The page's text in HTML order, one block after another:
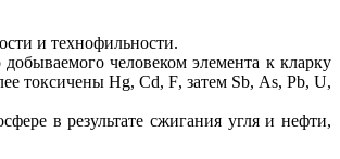
итехнофильности.
человеком элемента ккларку
токсичены Hg, Cd, F, затем Sb, As,Pb,U,
в результате сжигания угля и нефти,